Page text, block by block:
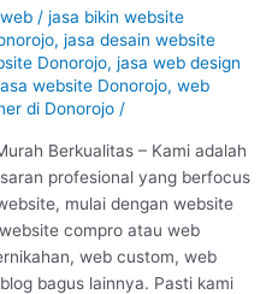
/jasa bikin website
,jasa desain website
Donorojo,jasa web design
website Donorojo,web
di Donorojo /
Berkualitas – Kami adalah
profesional yang berfocus
mulai dengan website
compro atau web
web custom, web
bagus lainnya. Pasti kami